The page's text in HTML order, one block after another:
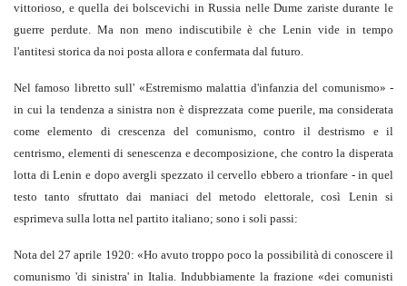
vittorioso, e quella dei bolscevichi in Russia nelle Dume zariste durante le
guerre perdute. Ma non meno indiscutibile è che Lenin vide in tempo
l'antitesi storica da noi posta allora e confermata dal futuro.
Nel famoso libretto sull' «Estremismo malattia d'infanzia del comunismo» -
in cui la tendenza a sinistra non è disprezzata come puerile, ma considerata
come elemento di crescenza del comunismo, contro il destrismo e il
centrismo, elementi di senescenza e decomposizione, che contro la disperata
lotta di Lenin e dopo avergli spezzato il cervello ebbero a trionfare - in quel
testo tanto sfruttato dai maniaci del metodo elettorale, così Lenin si
esprimeva sulla lotta nel partito italiano; sono i soli passi:
Nota del 27 aprile 1920: «Ho avuto troppo poco la possibilità di conoscere il
comunismo 'di sinistra' in Italia. Indubbiamente la frazione «dei comunisti